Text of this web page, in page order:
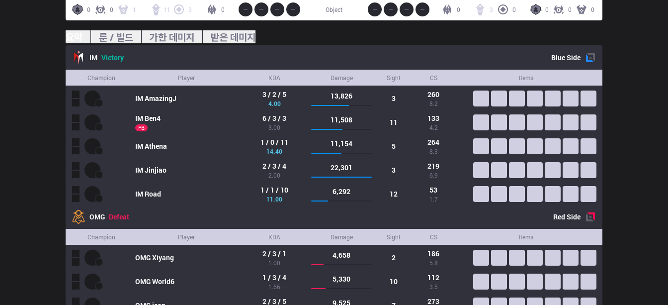
0 0 1 11 3 0 0 0 0
3 0
0
Object
룬 / 빌드 가한 데미지 받은 데미지
IM Victory BlueSide
Champion Player KDA Damage Sight CS Items
IMAmazingJ 3 / 2 / 5
4.00
13,826 3 260
8.2
IM Ben4
FB
6 / 3 / 3
3.00
11,508 11 133
4.2
IMAthena 1 / 0 / 11
14.40
11,154 5 264
8.3
IMJinjiao 2 / 3 / 4
2.00
22,301 3 219
6.9
IM Road 1 / 1 / 10
11.00
6,292 12 53
1.7
OMG Defeat RedSide
Champion Player KDA Damage Sight CS Items
OMGXiyang 2 / 3 / 1
1.00
4,658 2 186
5.8
OMGWorld6 1 / 3 / 4
1.66
5,330 10 112
3.5
2 / 3 / 5 9,525 273